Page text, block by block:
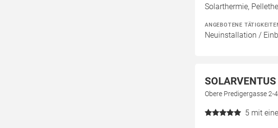
Solarthermie,
ANGEBOTENE
Neuinstallation /
Obere Predigergasse 2-
5 mit